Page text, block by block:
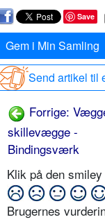
Save
Gem i Min Samling
Send artikel til
Forrige:
skillevægge -
Bindingsværk
Klik på den
Brugernes